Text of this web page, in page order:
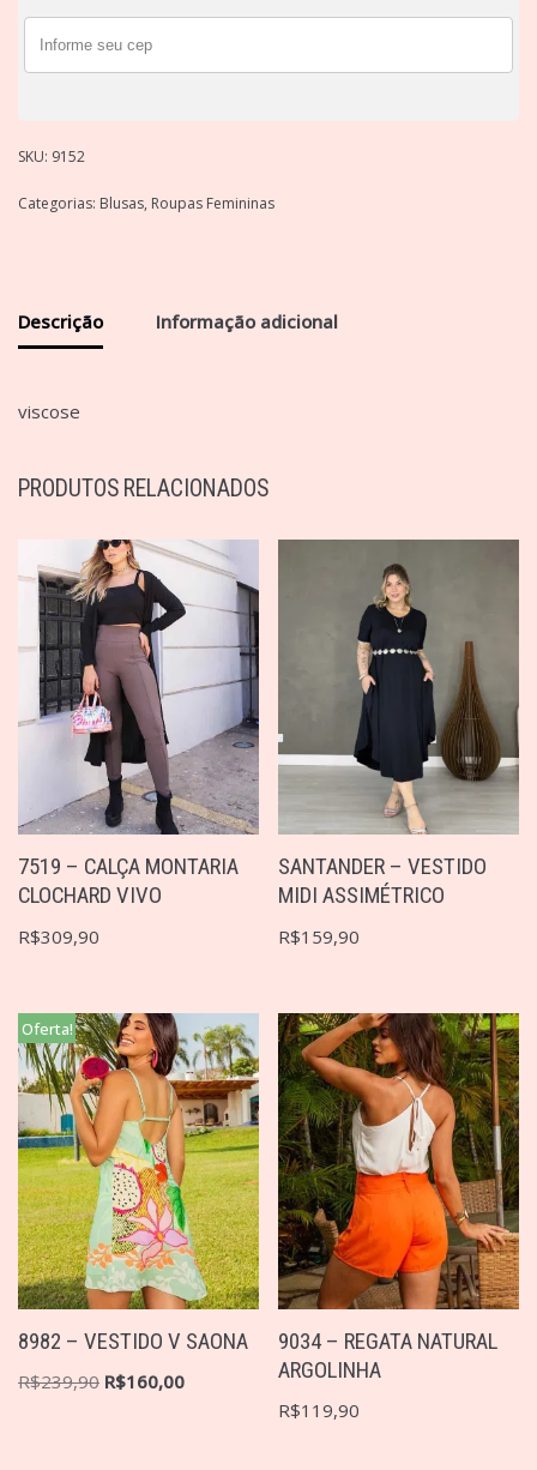
SKU: 9152
Categorias: Blusas, Roupas Femininas
Descrição Informação adicional
viscose
PRODUTOS RELACIONADOS
7519 – CALÇA MONTARIA
CLOCHARD VIVO
R$309,90
SANTANDER – VESTIDO
MIDI ASSIMÉTRICO
R$159,90
Oferta!
8982 – VESTIDO V SAONA
R$239,90 R$160,00
9034 – REGATA NATURAL
ARGOLINHA
R$119,90